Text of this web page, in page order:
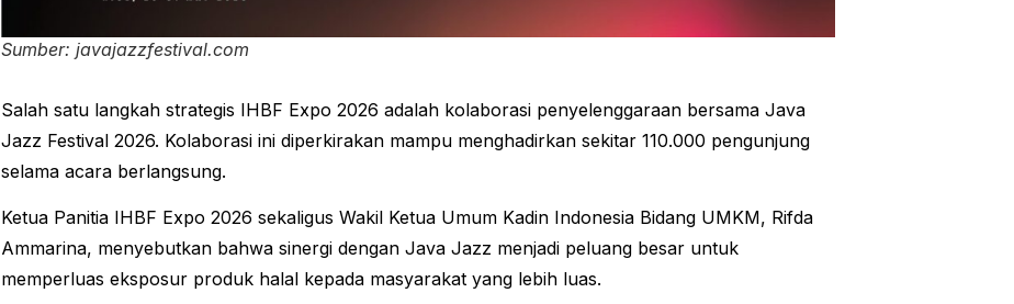
Sumber: javajazzfestival.com
Salah satu langkah strategis IHBF Expo 2026 adalah kolaborasi penyelenggaraan bersama Java
Jazz Festival 2026. Kolaborasi ini diperkirakan mampu menghadirkan sekitar 110.000 pengunjung
selama acara berlangsung.
Ketua Panitia IHBF Expo 2026 sekaligus Wakil Ketua Umum Kadin Indonesia Bidang UMKM, Rifda
Ammarina, menyebutkan bahwa sinergi dengan Java Jazz menjadi peluang besar untuk
memperluas eksposur produk halal kepada masyarakat yang lebih luas.